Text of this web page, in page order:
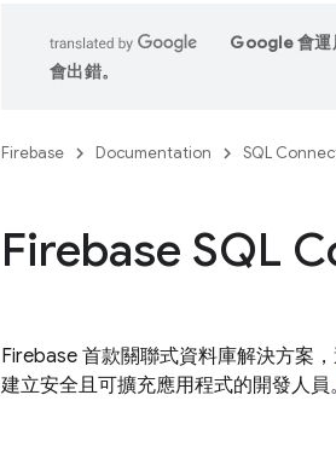
Google 會運
會出錯。
Firebase Documentation SQL
Firebase SQL
Firebase 首款關聯式資料庫解決方案
建立安全且可擴充應用程式的開發人員。